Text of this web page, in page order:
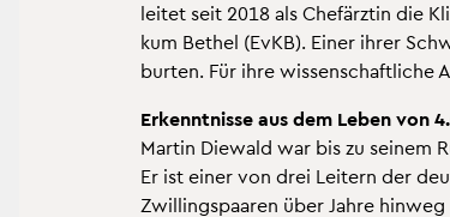
lei­tet seit 2018 als Chef­ärz­tin die
kum Be­thel (EvKB). Einer ihrer
bur­ten. Für ihre wis­sen­schaft­li­che
Er­kennt­nis­se aus dem Leben von
Mar­tin Die­wald war bis zu sei­nem
Er ist einer von drei Lei­tern der
Zwil­lings­paa­ren über Jahre